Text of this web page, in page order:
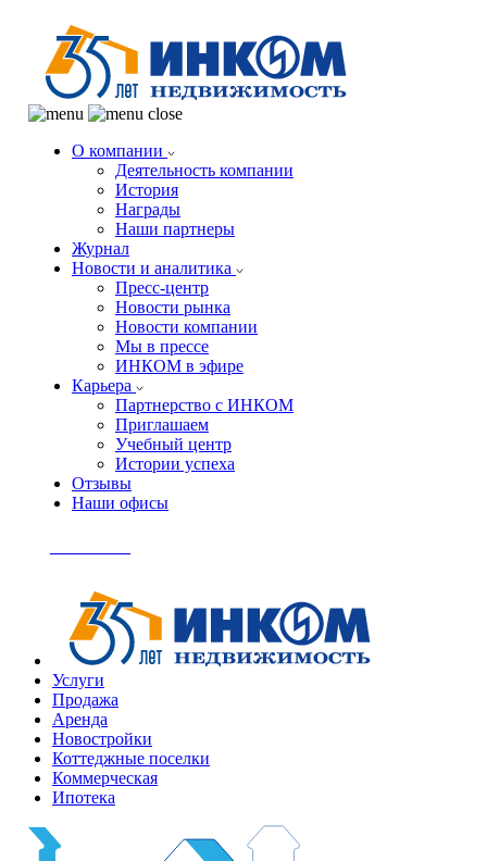
О компании
Деятельность компании
История
Награды
Наши партнеры
Журнал
Новости и аналитика
Пресс-центр
Новости рынка
Новости компании
Мы в прессе
ИНКОМ в эфире
Карьера
Партнерство с ИНКОМ
Приглашаем
Учебный центр
Истории успеха
Отзывы
Наши офисы
Услуги
Продажа
Аренда
Новостройки
Коттеджные поселки
Коммерческая
Ипотека